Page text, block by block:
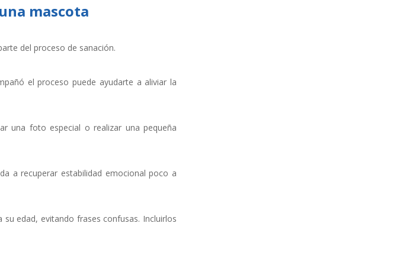
mascota
del proceso de sanación.
el proceso puede ayudarte a aliviar la
una foto especial o realizar una pequeña
a recuperar estabilidad emocional poco a
edad, evitando frases confusas. Incluirlos